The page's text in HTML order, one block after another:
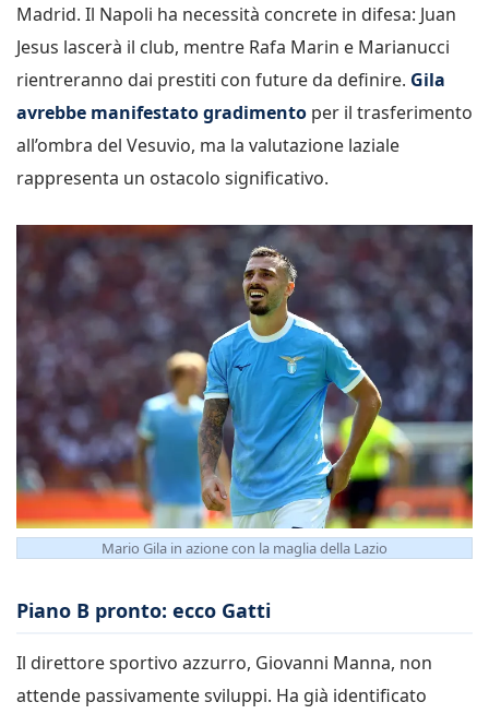
Madrid. Il Napoli ha necessità concrete in difesa: Juan
Jesus lascerà il club, mentre Rafa Marin e Marianucci
rientreranno dai prestiti con future da definire. Gila
avrebbe manifestato gradimento per il trasferimento
all’ombra del Vesuvio, ma la valutazione laziale
rappresenta un ostacolo significativo.
Mario Gila in azione con la maglia della Lazio
Piano B pronto: ecco Gatti
Il direttore sportivo azzurro, Giovanni Manna, non
attende passivamente sviluppi. Ha già identificato